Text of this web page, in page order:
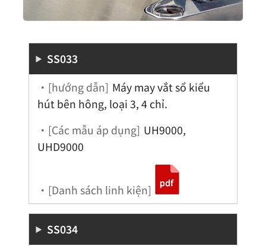
SS033
・[hướng dẫn] Máy may vắt sổ kiểu
hút bên hông, loại 3, 4 chỉ.
・[Các mẫu áp dụng] UH9000,
UHD9000
・[Danh sách linh kiện]
SS034